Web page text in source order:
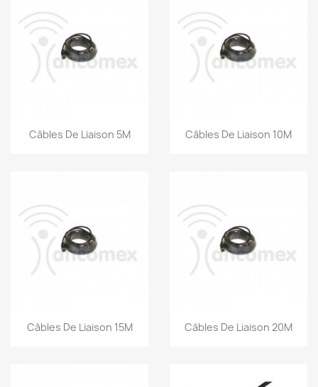
Aperçu rapide
Câbles De Liaison 5M Aperçu rapide
Câbles De Liaison 10M
Aperçu rapide
Câbles De Liaison 15M Aperçu rapide
Câbles De Liaison 20M